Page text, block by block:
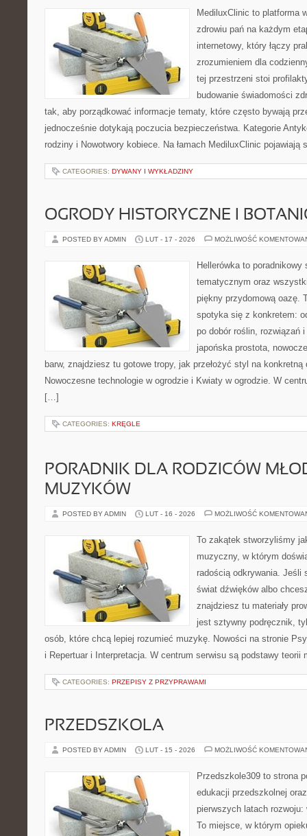
MediluxClinic to platforma
zdrowiu pań na każdym
internetowy, który łączy
zrozumieniem dla
tej przestrzeni stoi
budowanie świadomości
tak, aby porządkować informacje tematy, które często bywają
jednocześnie dotykają poczucia bezpieczeństwa. Kategorie
rodziny i Nowotwory kobiece. Na łamach MediluxClinic pojawiają
CATEGORIES: DYWANY I WYKŁADZINY
OGRODY HISTORYCZNE I
POSTED BY ADMIN LUT - 17 - 2026 MOŻLIWOŚĆ
Hellerówka to
tematycznym oraz
piękny przydomową oazę.
spotyka się z konkretem:
po dobór roślin, rozwiązań
japońska prostota,
barw, znajdziesz tu gotowe tropy, jak przełożyć styl na konkretną
Nowoczesne technologie w ogrodzie i Kwiaty w ogrodzie. W
[…]
CATEGORIES: KRĘGLE
PORADNIK DLA RODZICÓW
MUZYKÓW
POSTED BY ADMIN LUT - 16 - 2026 MOŻLIWOŚĆ
To zakątek stworzyliśmy
muzyczny, w którym
radością odkrywania. Jeśli
świat dźwięków albo
znajdziesz tu materiały
jest sztywny podręcznik,
osób, które chcą lepiej rozumieć muzykę. Nowości na stronie
i Repertuar i Interpretacja. W centrum serwisu są podstawy
CATEGORIES: PRZEPISY Z PRZYPRAWAMI
PRZEDSZKOLA
POSTED BY ADMIN LUT - 15 - 2026 MOŻLIWOŚĆ
Przedszkole309 to strona
edukacji przedszkolnej
pierwszych latach
To miejsce, w którym